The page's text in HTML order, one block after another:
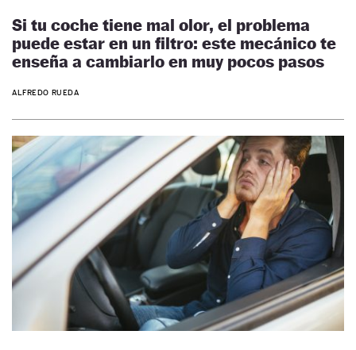
Si tu coche tiene mal olor, el problema
puede estar en un filtro: este mecánico te
enseña a cambiarlo en muy pocos pasos
ALFREDO RUEDA